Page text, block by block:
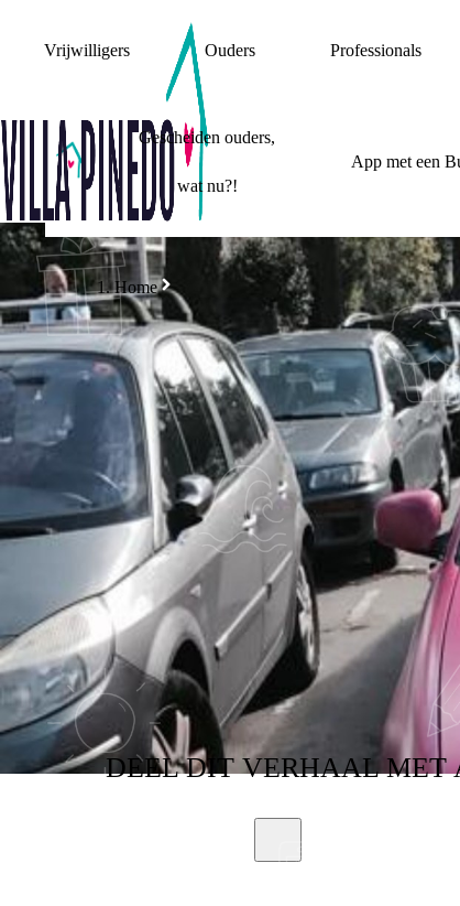
Vrijwilligers Ouders Professionals
Gescheiden ouders,
wat nu?!
App met een
Home
STIEFOUDERS
21-
DEELDIT VERHAALMET